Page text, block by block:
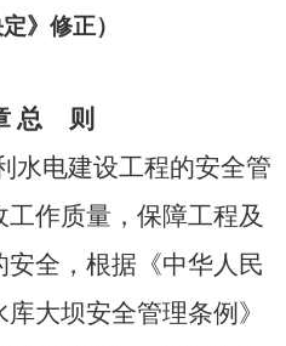
》修正）
总
则
水电建设工程的安全管
作质量，保障工程及
全，根据《中华人民
大坝安全管理条例》